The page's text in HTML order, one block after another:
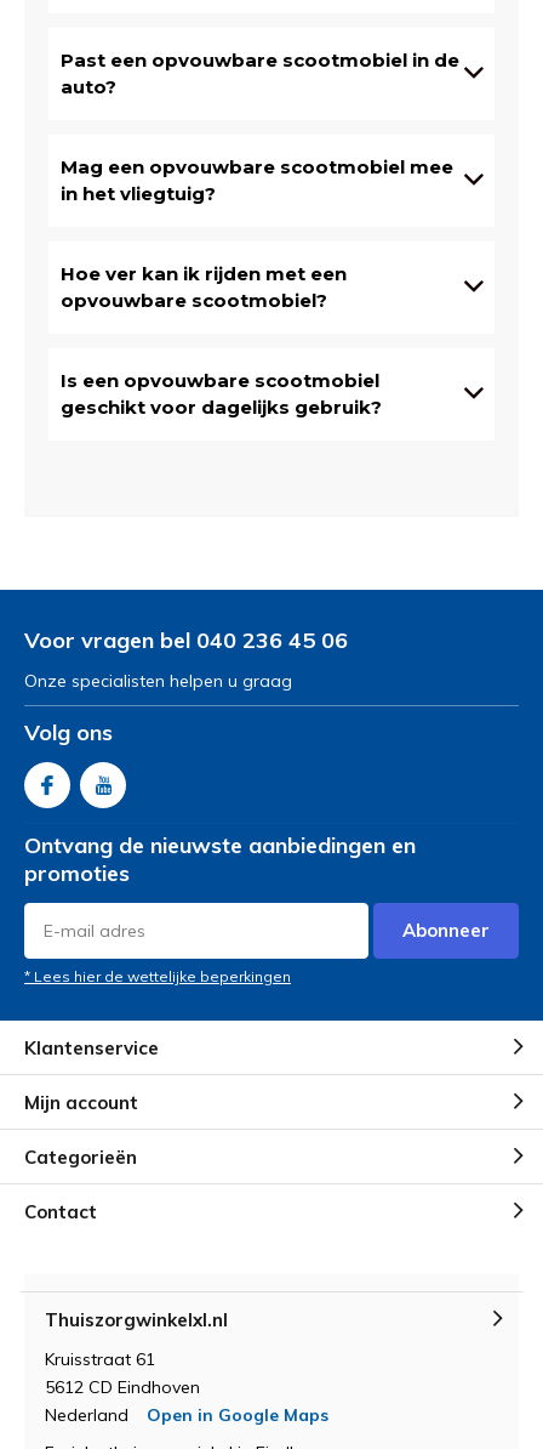
Past een opvouwbare scootmobiel in de
auto?
Mag een opvouwbare scootmobiel mee
in het vliegtuig?
Hoe ver kan ik rijden met een
opvouwbare scootmobiel?
Is een opvouwbare scootmobiel
geschikt voor dagelijks gebruik?
Voor vragen bel 040 236 45 06
Onze specialisten helpen u graag
Volg ons
Ontvang de nieuwste aanbiedingen en
promoties
Abonneer
* Lees hier de wettelijke beperkingen
Klantenservice
Mijn account
Categorieën
Contact
Thuiszorgwinkelxl.nl
Kruisstraat 61
5612 CD Eindhoven
Nederland
Open in Google Maps